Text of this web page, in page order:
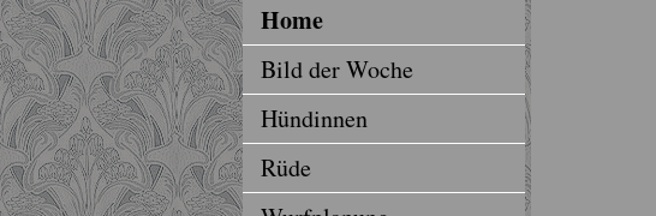
Home
Bild der Woche
Hündinnen
Rüde